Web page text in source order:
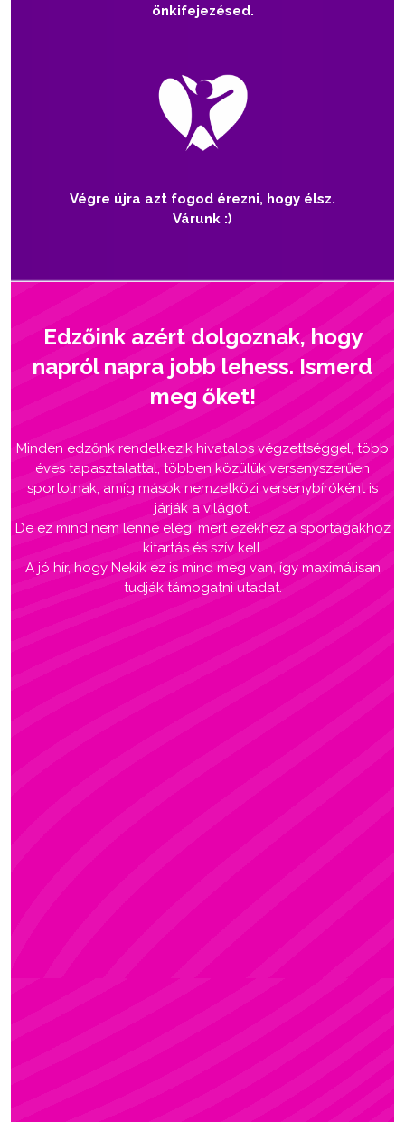
önkifejezésed.
Végre újra azt fogod érezni, hogy élsz.
Várunk :)
Edzőink azért dolgoznak, hogy
napról napra jobb lehess. Ismerd
meg őket!
Minden edzőnk rendelkezik hivatalos végzettséggel, több
éves tapasztalattal, többen közülük versenyszerűen
sportolnak, amíg mások nemzetközi versenybíróként is
járják a világot.
De ez mind nem lenne elég, mert ezekhez a sportágakhoz
kitartás és szív kell.
A jó hír, hogy Nekik ez is mind meg van, így maximálisan
tudják támogatni utadat.